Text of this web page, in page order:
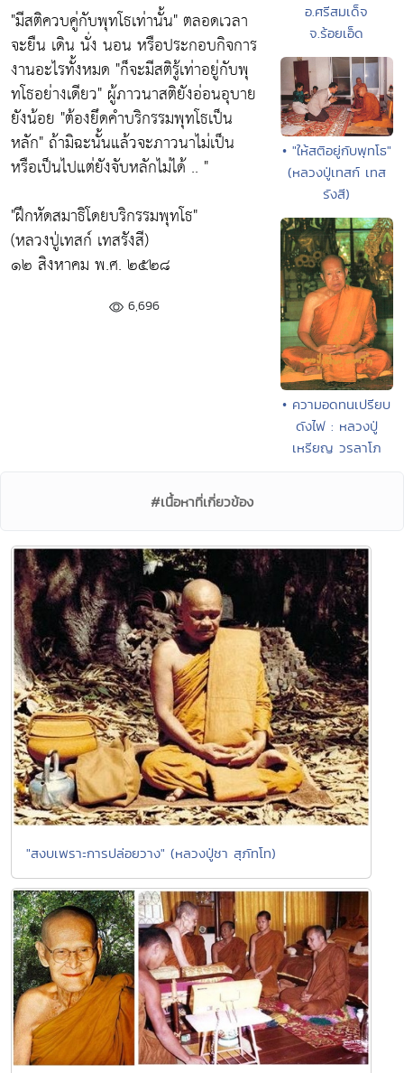
"มีสติควบคู่กับพุทโธเท่านั้น"ตลอดเวลา
จะยืน เดิน นั่ง นอน หรือประกอบกิจการ
งานอะไรทั้งหมด "ก็จะมีสติรู้เท่าอยู่กับพุ
ทโธอย่างเดียว" ผู้ภาวนาสติยังอ่อนอุบาย
ยังน้อย "ต้องยึดคำบริกรรมพุทโธเป็น
หลัก"ถ้ามิฉะนั้นแล้วจะภาวนาไม่เป็น
หรือเป็นไปแต่ยังจับหลักไม่ได้ .. "
"ฝึกหัดสมาธิโดยบริกรรมพุทโธ"
(หลวงปู่เทสก์ เทสรังสี)
๑๒ สิงหาคม พ.ศ. ๒๕๒๘
6,696
อ.ศรีสมเด็จ
จ.ร้อยเอ็ด
• "ให้สติอยู่กับพุทโธ"
(หลวงปู่เทสก์ เทส
รังสี)
• ความอดทนเปรียบ
ดังไฟ : หลวงปู่
เหรียญ วรลาโภ
#เนื้อหาที่เกี่ยวข้อง
"สงบเพราะการปล่อยวาง" (หลวงปู่ชา สุภัทโท)